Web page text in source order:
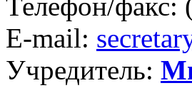
E-mail:
Учредитель: